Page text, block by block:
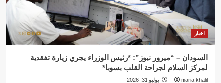
اخبار
السودان – “ميرور نيوز”: *رئيس الوزراء يجري زيارة تفقدية
لمركز السلام لجراحة القلب بسوبا*
maria khalil يوليو 31, 2026